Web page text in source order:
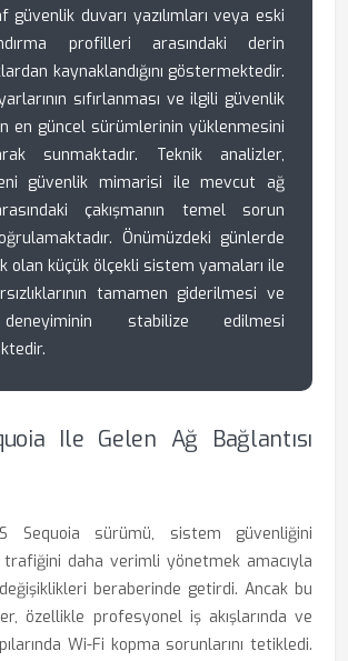
güvenlik duvarı yazılımları veya eski
profilleri arasındaki derin
kaynaklandığını göstermektedir.
sıfırlanması ve ilgili güvenlik
en güncel sürümlerinin yüklenmesini
sunmaktadır. Teknik analizler,
güvenlik mimarisi ile mevcut ağ
çakışmanın temel sorun
Önümüzdeki günlerde
olan küçük ölçekli sistem yamaları ile
tamamen giderilmesi ve
deneyiminin stabilize edilmesi
Ile Gelen Ağ Bağlantısı
Sequoia sürümü, sistem güvenliğini
daha verimli yönetmek amacıyla
beraberinde getirdi. Ancak bu
özellikle profesyonel iş akışlarında ve
Wi-Fi kopma sorunlarını tetikledi.